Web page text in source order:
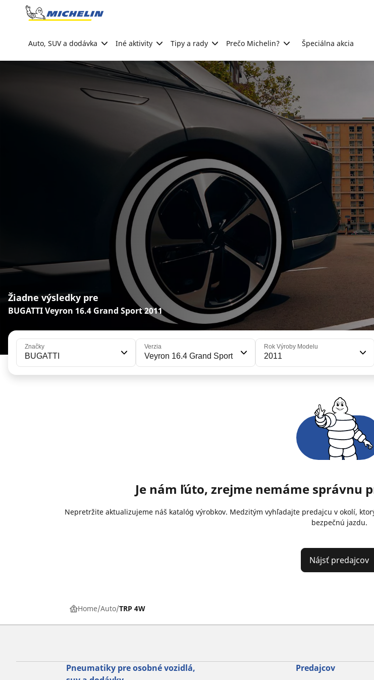
Go to page content
Auto, SUV a dodávka Iné aktivity Tipy a rady Prečo Michelin? Špeciálna akcia
Žiadne výsledky pre
BUGATTI Veyron 16.4 Grand Sport 2011
Značky
BUGATTI
Verzia
Veyron 16.4 Grand Sport
Rok Výroby Modelu
2011
Je nám ľúto, zrejme nemáme správnu
Nepretržite aktualizujeme náš katalóg výrobkov. Medzitým vyhľadajte predajcu v okolí,
bezpečnú jazdu.
Nájsť predajcov
Home Auto TRP 4W
Pneumatiky pre osobné vozidlá,
Predajcov